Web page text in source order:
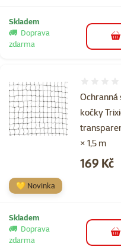
Skladem
Doprava
zdarma
Ochranná
kočky
× 1,5 m
Cena
169 Kč
💛 Novinka
Skladem
Doprava
zdarma